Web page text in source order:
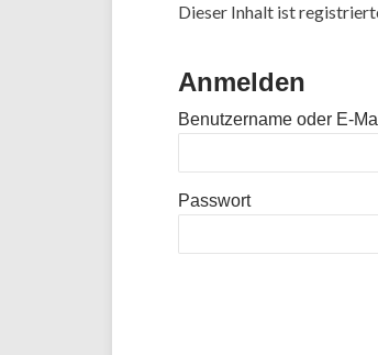
Dieser Inhalt ist
Anmelden
Benutzername oder E-
Passwort